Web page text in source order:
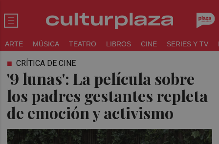
ARTE MÚSICA TEATRO LIBROS CINE SERIES Y TV
'9 lunas': La película sobre
los padres gestantes repleta
de emoción y activismo
CRÍTICA DE CINE